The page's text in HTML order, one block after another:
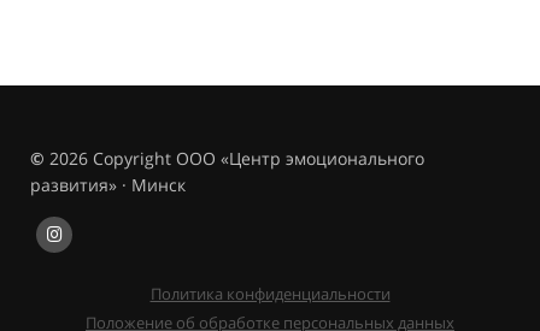
© 2026 Copyright ООО «Центр эмоционального
развития» · Минск
Политика конфиденциальности
Положение об обработке персональных данных